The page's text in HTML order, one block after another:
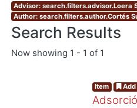
Advisor: search.filters.advisor.Loera
Author: search.filters.author.Cortés
Search Results
Now showing 1 - 1 of 1
Item